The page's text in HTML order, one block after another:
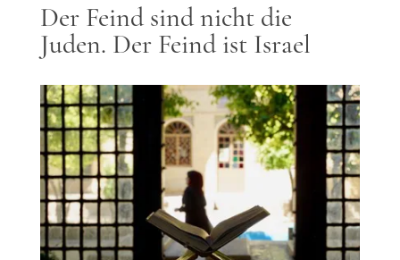
Der Feind sind nicht die
Juden. Der Feind ist Israel